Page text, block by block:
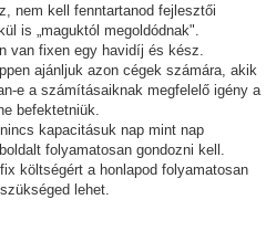
nem kell fenntartanod fejlesztői
is „maguktól megoldódnak".
van fixen egy havidíj és kész.
ajánljuk azon cégek számára, akik
e a számításaiknak megfelelő igény a
befektetniük.
kapacitásuk nap mint nap
folyamatosan gondozni kell.
költségért a honlapod folyamatosan
lehet.